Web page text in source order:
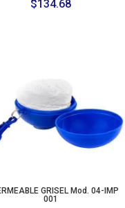
$134.68
GRISEL Mod. 04-IMP
001